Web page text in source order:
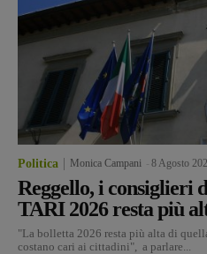
Politica Monica Campani 8 Agosto
Reggello, i consiglieri
TARI 2026 resta più
"La bolletta 2026 resta più alta di
costano cari ai cittadini", a parlare...